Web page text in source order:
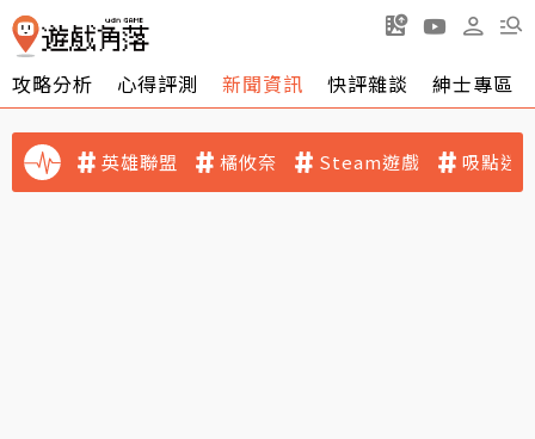
攻略分析 心得評測 新聞資訊 快評雜談 紳士專區
英雄聯盟 橘攸奈 Steam遊戲 吸點迷